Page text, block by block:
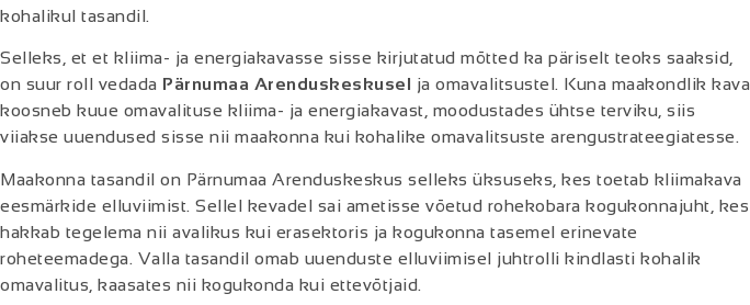
kohalikul tasandil.
Selleks, et et kliima- ja energiakavasse sisse kirjutatud mõtted ka päriselt teoks saaksid,
on suur roll vedada Pärnumaa Arenduskeskusel ja omavalitsustel. Kuna maakondlik kava
koosneb kuue omavalituse kliima- ja energiakavast, moodustades ühtse terviku, siis
viiakse uuendused sisse nii maakonna kui kohalike omavalitsuste arengustrateegiatesse.
Maakonna tasandil on Pärnumaa Arenduskeskus selleks üksuseks, kes toetab kliimakava
eesmärkide elluviimist. Sellel kevadel sai ametisse võetud rohekobara kogukonnajuht, kes
hakkab tegelema nii avalikus kui erasektoris ja kogukonna tasemel erinevate
roheteemadega. Valla tasandil omab uuenduste elluviimisel juhtrolli kindlasti kohalik
omavalitus, kaasates nii kogukonda kui ettevõtjaid.